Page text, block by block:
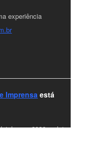
experiência
Imprensa está
e um 2026 repleto